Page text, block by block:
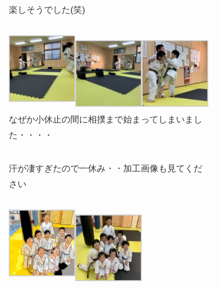
楽しそうでした(笑)
なぜか小休止の間に相撲まで始まってしまいまし
た・・・・
汗が凄すぎたので一休み・・加工画像も見てくだ
さい